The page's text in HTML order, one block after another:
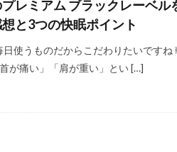
レミアム ブラックレーベル
と3つの快眠ポイント
日使うものだからこだわりたいですね
首が痛い」「肩が重い」とい […]